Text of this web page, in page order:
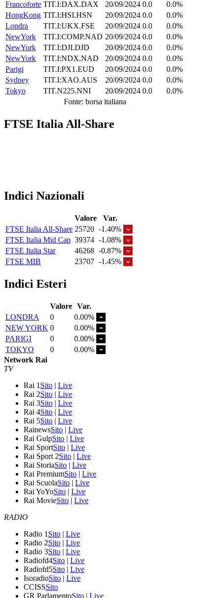
Francoforte TIT.I:DAX.DAX 20/09/2024 0.0
0.0%
HongKong TIT.I:HSI.HSN 20/09/2024 0.0
0.0%
Londra
TIT.I:UKX.FSE 20/09/2024 0.0
0.0%
NewYork
TIT.I:COMP.NAD 20/09/2024 0.0
0.0%
NewYork
TIT.I:DJI.DJD 20/09/2024 0.0
0.0%
NewYork
TIT.I:NDX.NAD 20/09/2024 0.0
0.0%
Parigi
TIT.I:PX1.EUD 20/09/2024 0.0
0.0%
Sydney
TIT.I:XAO.AUS 20/09/2024 0.0
0.0%
Tokyo
TIT.N225.NNI 20/09/2024 0.0
0.0%
Fonte: borsa italiana
FTSE Italia All-Share
Indici Nazionali
Valore
Var.
FTSE Italia All-Share 25720 -1.40%
FTSE Italia Mid Cap 39374 -1.08%
FTSE Italia Star
46268 -0.87%
FTSE MIB
23707 -1.45%
Indici Esteri
Valore Var.
LONDRA
0
0.00%
NEW YORK 0
0.00%
PARIGI
0
0.00%
TOKYO
0
0.00%
Network Rai
TV
Rai 1 Sito | Live
Rai 2Sito | Live
Rai 3Sito | Live
Rai 4Sito | Live
Rai 5Sito | Live
RainewsSito | Live
Rai GulpSito | Live
Rai SportSito | Live
Rai Sport 2Sito | Live
Rai StoriaSito | Live
Rai PremiumSito | Live
Rai ScuolaSito | Live
Rai YoYoSito | Live
Rai MovieSito | Live
RADIO
Radio 1 Sito | Live
Radio 2Sito | Live
Radio 3Sito | Live
Radiofd4Sito | Live
Radiofd5Sito | Live
IsoradioSito | Live
CCISSSito
GR ParlamentoSito | Live